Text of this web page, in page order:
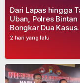
2 hari yang lalu
Dari Lapas hingga
Uban, Polres Bintan
Bongkar Dua Kasus
Narkoba, Empat